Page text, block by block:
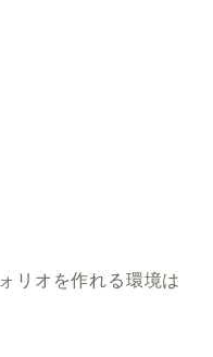
リオを作れる環境は